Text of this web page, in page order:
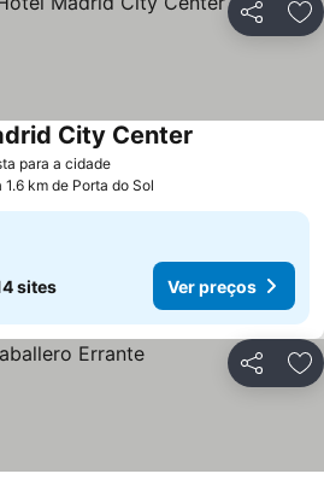
Partilhar
para a cidadeVer preços
City Center
1.6 km de Porta do Sol
sites Ver preços
Partilhar